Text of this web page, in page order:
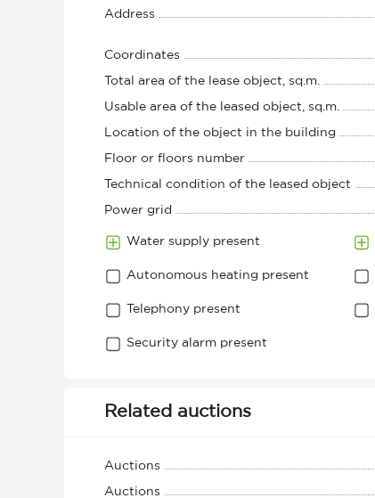
Address
Coordinates
Total area of the lease object, sq.m.
Usable area of ​​the leased object, sq.m.
Location of the object in the building
Floor or floors number
Technical condition of the leased object
Power grid
Water supply present
Autonomous heating present
Telephony present
Security alarm present
Related auctions
Auctions
Auctions